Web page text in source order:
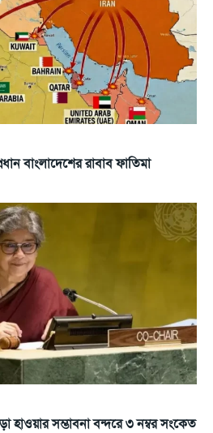
বাংলাদেশের রাবাব ফাতিমা
হাওয়ার সম্ভাবনা বন্দরে ৩ নম্বর সংকেত